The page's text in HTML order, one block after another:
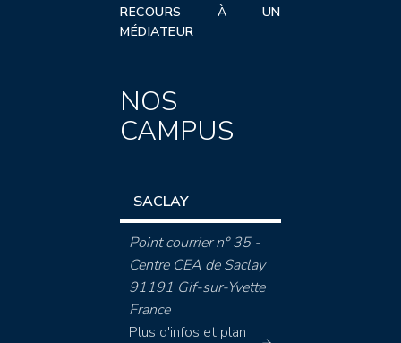
RECOURS À UN
MÉDIATEUR
NOS
CAMPUS
SACLAY
Point courrier n° 35 -
Centre CEA de Saclay
91191 Gif-sur-Yvette
France
Plus d'infos et plan